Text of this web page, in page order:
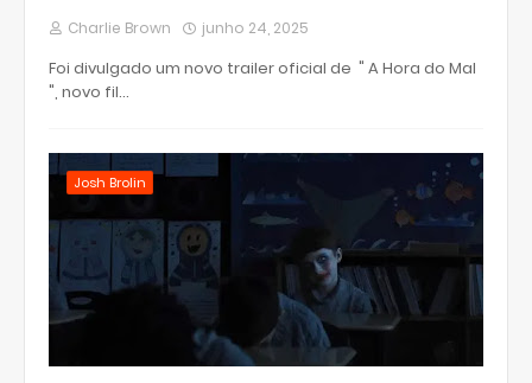
Charlie Brown junho 24, 2025
Foi divulgado um novo trailer oficial de " A Hora do Mal
", novo fil…
Josh Brolin